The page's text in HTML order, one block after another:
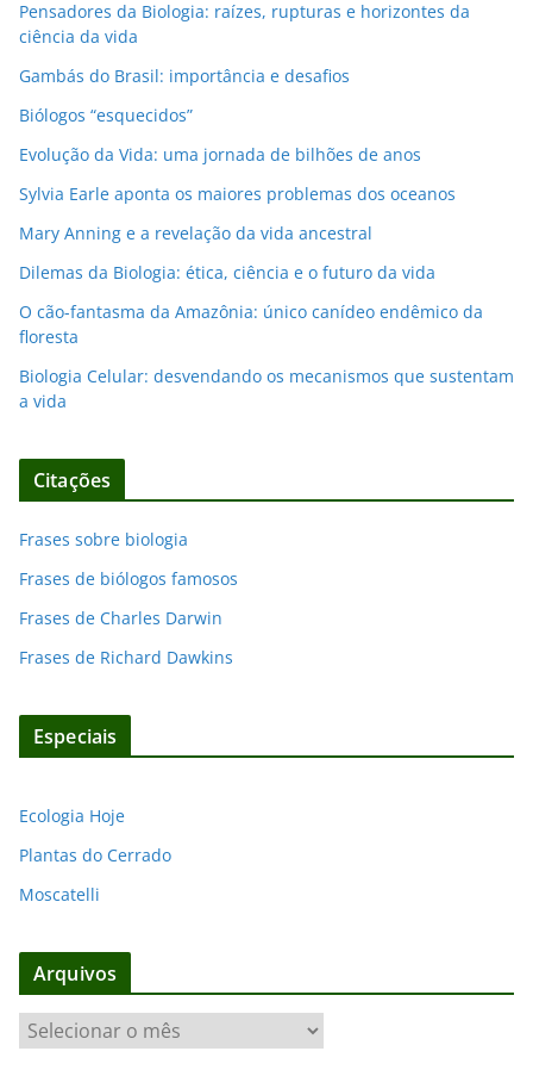
Pensadores da Biologia: raízes, rupturas e horizontes da
ciência da vida
Gambás do Brasil: importância e desafios
Biólogos “esquecidos”
Evolução da Vida: uma jornada de bilhões de anos
Sylvia Earle aponta os maiores problemas dos oceanos
Mary Anning e a revelação da vida ancestral
Dilemas da Biologia: ética, ciência e o futuro da vida
O cão-fantasma da Amazônia: único canídeo endêmico da
floresta
Biologia Celular: desvendando os mecanismos que sustentam
a vida
Citações
Frases sobre biologia
Frases de biólogos famosos
Frases de Charles Darwin
Frases de Richard Dawkins
Especiais
Ecologia Hoje
Plantas do Cerrado
Moscatelli
Arquivos
r